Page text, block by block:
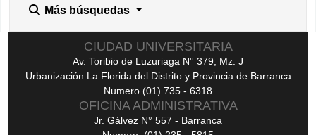
Más búsquedas
CIUDAD UNIVERSITARIA
Av. Toribio de Luzuriaga N° 379, Mz. J
Urbanización La Florida del Distrito y Provincia de Barranca
Numero (01) 735 - 6318
OFICINA ADMINISTRATIVA
Jr. Gálvez N° 557 - Barranca